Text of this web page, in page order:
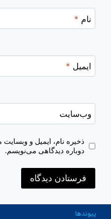
نام *
ایمیل *
وب‌سایت
ذخیره نام، ایمیل و
دوباره دیدگاهی می‌نویسم.
پیوندها